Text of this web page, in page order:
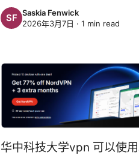
Saskia Fenwick
2026年3月7日 · 1 min read
华中科技大学vpn 可以使